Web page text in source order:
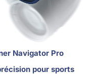
Navigator Pro
pour sports